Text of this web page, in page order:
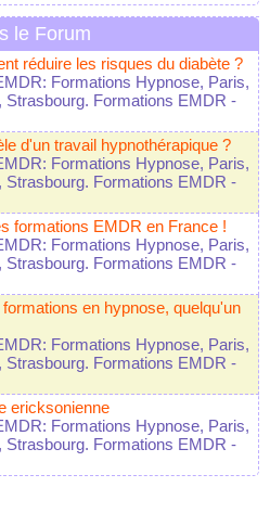
le Forum
réduire les risques du diabète ?
Formations Hypnose, Paris,
Formations EMDR -
d'un travail hypnothérapique ?
Formations Hypnose, Paris,
Formations EMDR -
formations EMDR en France !
Formations Hypnose, Paris,
Formations EMDR -
en hypnose, quelqu'un
Formations Hypnose, Paris,
Formations EMDR -
ericksonienne
Formations Hypnose, Paris,
Formations EMDR -